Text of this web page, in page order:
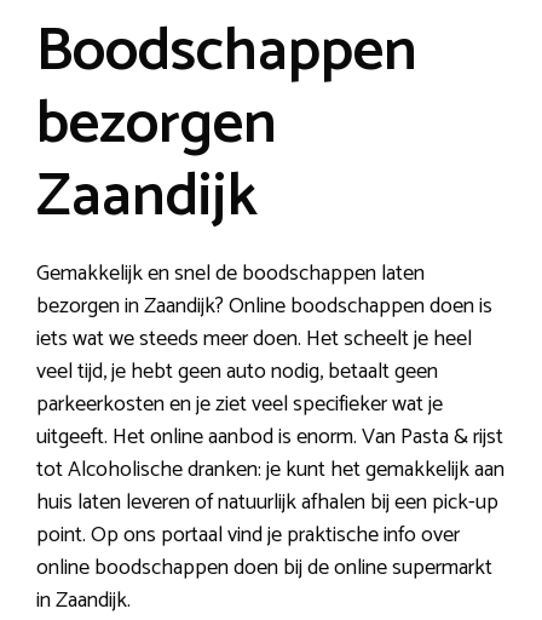
Boodschappen
bezorgen
Zaandijk
Gemakkelijk en snel de boodschappen laten
bezorgen in Zaandijk? Online boodschappen doen is
iets wat we steeds meer doen. Het scheelt je heel
veel tijd, je hebt geen auto nodig, betaalt geen
parkeerkosten en je ziet veel specifieker wat je
uitgeeft. Het online aanbod is enorm. Van Pasta & rijst
tot Alcoholische dranken: je kunt het gemakkelijk aan
huis laten leveren of natuurlijk afhalen bij een pick-up
point. Op ons portaal vind je praktische info over
online boodschappen doen bij de online supermarkt
in Zaandijk.